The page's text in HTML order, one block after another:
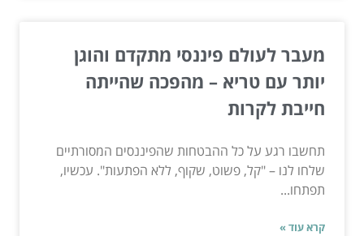
מעבר לעולם פיננסי מתקדם והוגן
יותר עם טריא – מהפכה שהייתה
חייבת לקרות
תחשבו רגע על כל ההבטחות שהפיננסים המסורתיים
שלחו לנו – "קל, פשוט, שקוף, ללא הפתעות". עכשיו,
תפתחו...
קרא עוד »